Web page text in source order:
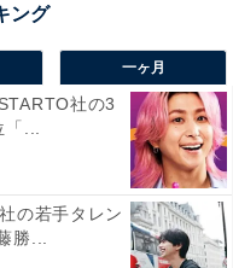
い湯けむりが立ちの
飲食店、温泉宿が立
います。人気の日帰り
得に入浴できる、有
三湯めぐり手形」など
日帰りで堪能できるほ
策も人気です。
一ヶ月
社の3
...
の若手タレン
勝...